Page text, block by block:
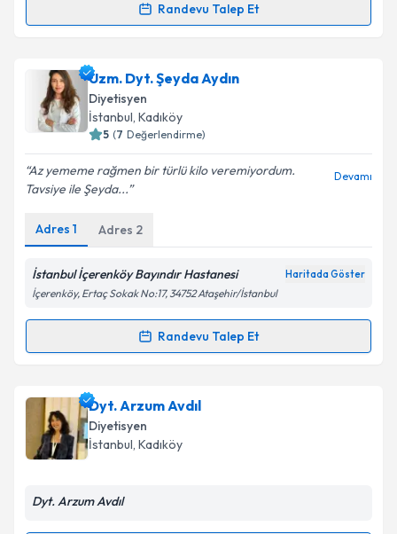
Randevu Talep Et
Randevu Takvimi Talebi
Dyt. Melda Gizem Tavukçuoğlu
talebi oluşturun. Size bu uzmandan randevu almanız
için bir takvim hazırlandığında e-posta ile
bilgilendireceğiz.
E-posta Adresiniz
Kişisel verilerimin işlenmesine ilişkinAydınlatma
Metni'ni okudum ve kişisel verilerimin belirtilen
kapsamda işlenmesini kabul ediyorum.
Takvim Talebini Gönder
Uzm. Dyt. Şeyda Aydın
Diyetisyen
İstanbul, Kadıköy
5 (7 Değerlendirme)
Az yememe rağmen bir türlü kilo veremiyordum.
Tavsiye ile Şeyda...
Devamı
Adres 1 Adres 2
İstanbul İçerenköy Bayındır Hastanesi Haritada Göster
İçerenköy, Ertaç Sokak No:17, 34752 Ataşehir/İstanbul
Randevu Talep Et
Randevu Takvimi Talebi
Uzm. Dyt. Şeyda Aydıniçin randevu takvimi talebi
oluşturun. Size bu uzmandan randevu almanız için bir
takvim hazırlandığında e-posta ile bilgilendireceğiz.
Dyt. Arzum Avdıl
Diyetisyen
İstanbul, Kadıköy
Dyt. Arzum Avdıl